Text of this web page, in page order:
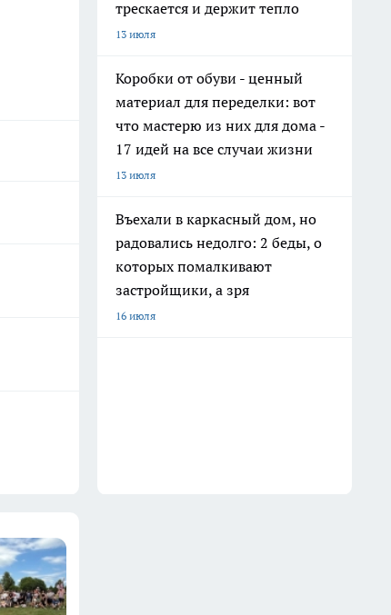
трескается и держит тепло
13 июля
Коробки от обуви - ценный
материал для переделки: вот
что мастерю из них для дома -
17 идей на все случаи жизни
13 июля
Въехали в каркасный дом, но
радовались недолго: 2 беды, о
которых помалкивают
застройщики, а зря
16 июля